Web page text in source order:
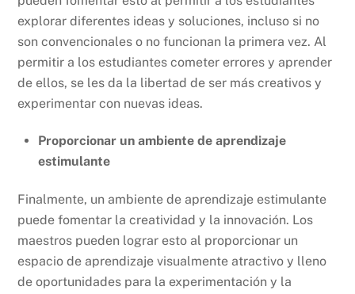
explorar diferentes ideas y soluciones, incluso si no
son convencionales o no funcionan la primera vez. Al
permitir a los estudiantes cometer errores y aprender
de ellos, se les da la libertad de ser más creativos y
experimentar con nuevas ideas.
Proporcionar un ambiente de aprendizaje
estimulante
Finalmente, un ambiente de aprendizaje estimulante
puede fomentar la creatividad y la innovación. Los
maestros pueden lograr esto al proporcionar un
espacio de aprendizaje visualmente atractivo y lleno
de oportunidades para la experimentación y la